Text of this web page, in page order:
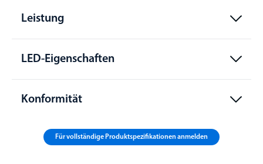
Leistung
LED-Eigenschaften
Konformität
Für vollständige Produktspezifikationen anmelden